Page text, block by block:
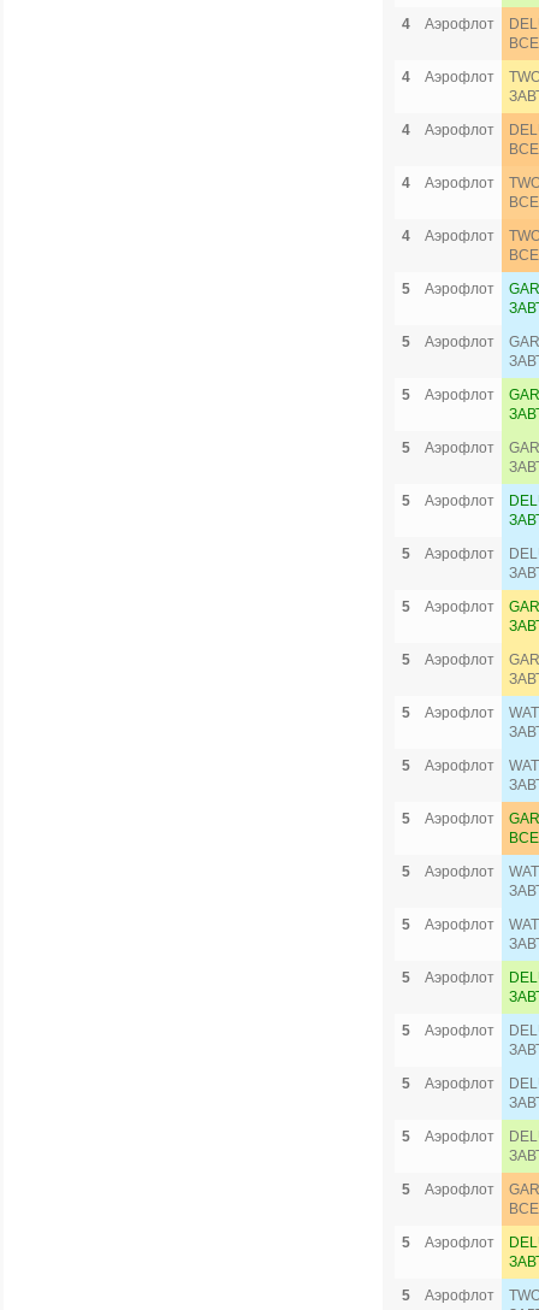
4
Аэрофлот
4
Аэрофлот
4
Аэрофлот
4
Аэрофлот
4
Аэрофлот
5
Аэрофлот
5
Аэрофлот
5
Аэрофлот
5
Аэрофлот
5
Аэрофлот
5
Аэрофлот
5
Аэрофлот
5
Аэрофлот
5
Аэрофлот
5
Аэрофлот
5
Аэрофлот
5
Аэрофлот
5
Аэрофлот
5
Аэрофлот
5
Аэрофлот
5
Аэрофлот
5
Аэрофлот
5
Аэрофлот
5
Аэрофлот
5
Аэрофлот